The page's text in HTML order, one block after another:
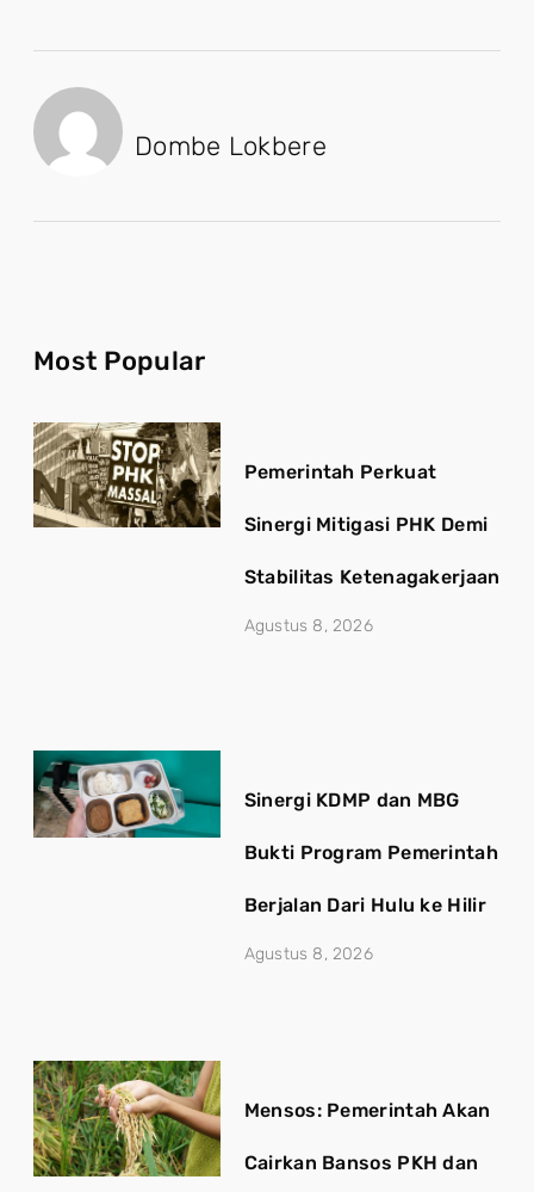
Dombe Lokbere
Most Popular
Pemerintah Perkuat
Sinergi Mitigasi PHK Demi
Stabilitas Ketenagakerjaan
Agustus 8, 2026
Sinergi KDMP dan MBG
Bukti Program Pemerintah
Berjalan Dari Hulu ke Hilir
Agustus 8, 2026
Mensos: Pemerintah Akan
Cairkan Bansos PKH dan